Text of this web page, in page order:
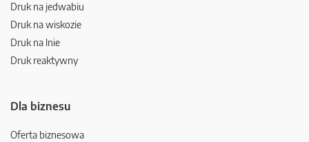
Druk na jedwabiu
Druk na wiskozie
Druk na lnie
Druk reaktywny
Dla biznesu
Oferta biznesowa